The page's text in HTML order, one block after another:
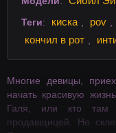
Теги: киска pov
кончил в рот
Многие девицы,
начать красивую
Галя, или кто там
продавщицей. Не